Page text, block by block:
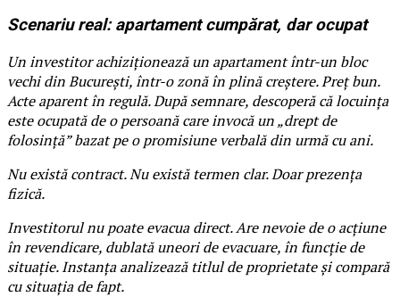
Scenariu real: apartament cumpărat, dar ocupat
Un investitor achiziționează un apartament într-un bloc
vechi din București, într-o zonă în plină creștere. Preț bun.
Acte aparent în regulă. După semnare, descoperă că locuința
este ocupată de o persoană care invocă un „drept de
folosință” bazat pe o promisiune verbală din urmă cu ani.
Nu există contract. Nu există termen clar. Doar prezența
fizică.
Investitorul nu poate evacua direct. Are nevoie de o acțiune
în revendicare, dublată uneori de evacuare, în funcție de
situație. Instanța analizează titlul de proprietate și compară
cu situația de fapt.